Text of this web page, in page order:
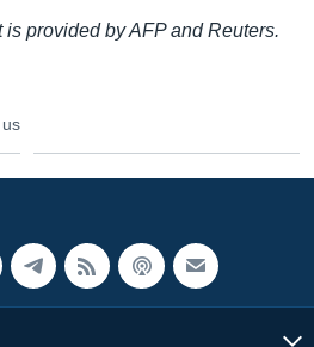
is provided by AFP and Reuters.